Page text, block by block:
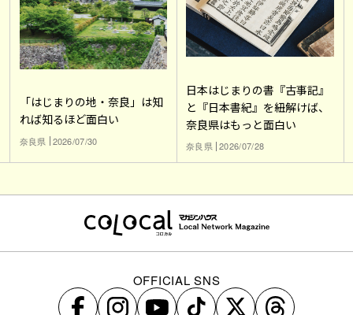
「はじまりの地・奈良」は知
れば知るほど面白い
奈良県 2026/07/30
日本はじまりの書『古事記』
と『日本書紀』を紐解けば、
奈良県はもっと面白い
奈良県 2026/07/28
OFFICIAL SNS